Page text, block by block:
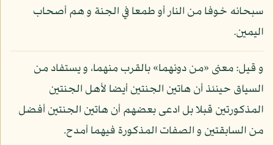
سبحانه خوفا من النار أو طمعا في الجنة و هم أصحاب
اليمين.
و قيل: معنى «من دونهما» بالقرب منهما، و يستفاد من
السياق حينئذ أن هاتين الجنتين أيضا لأهل الجنتين
المذكورتين قبلا بل ادعى بعضهم أن هاتين الجنتين أفضل
من السابقتين و الصفات المذكورة فيهما أمدح.